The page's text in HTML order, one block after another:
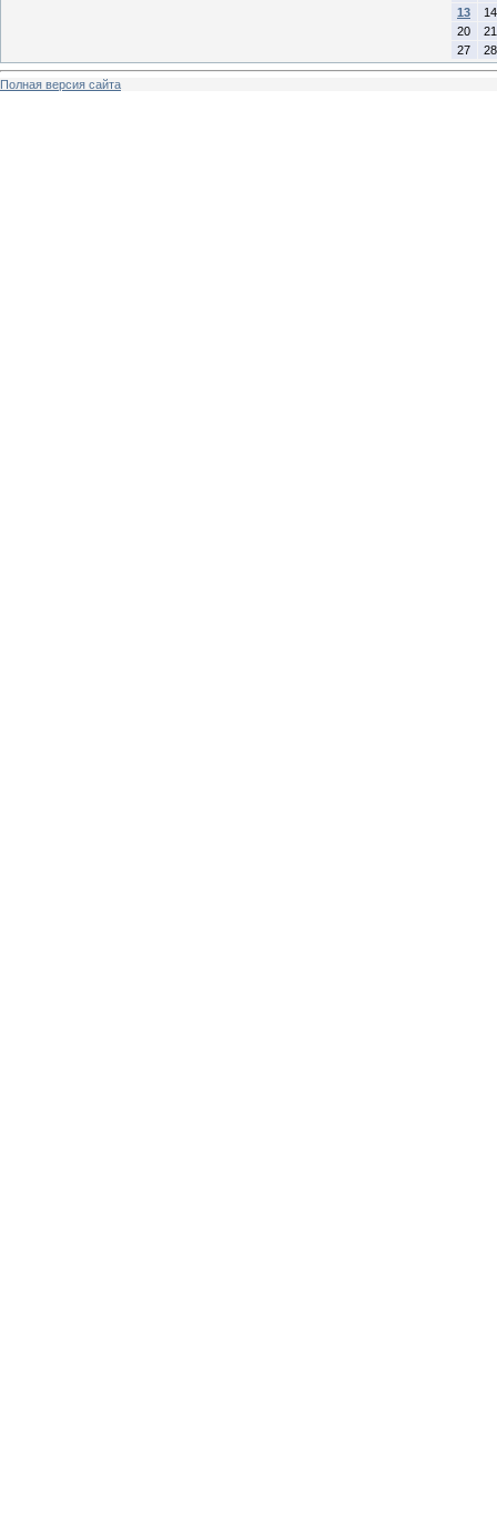
13
14
20
21
27
28
Полная версия сайта